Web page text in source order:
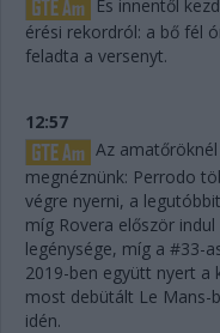
És innentől
érési rekordról: a bő fél
feladta a versenyt.
12:57
Az
megnéznünk: Perrodo
végre nyerni, a
míg Rovera először
legénysége, míg a #33-
2019-ben együtt nyert a
most debütált Le Mans-
idén.